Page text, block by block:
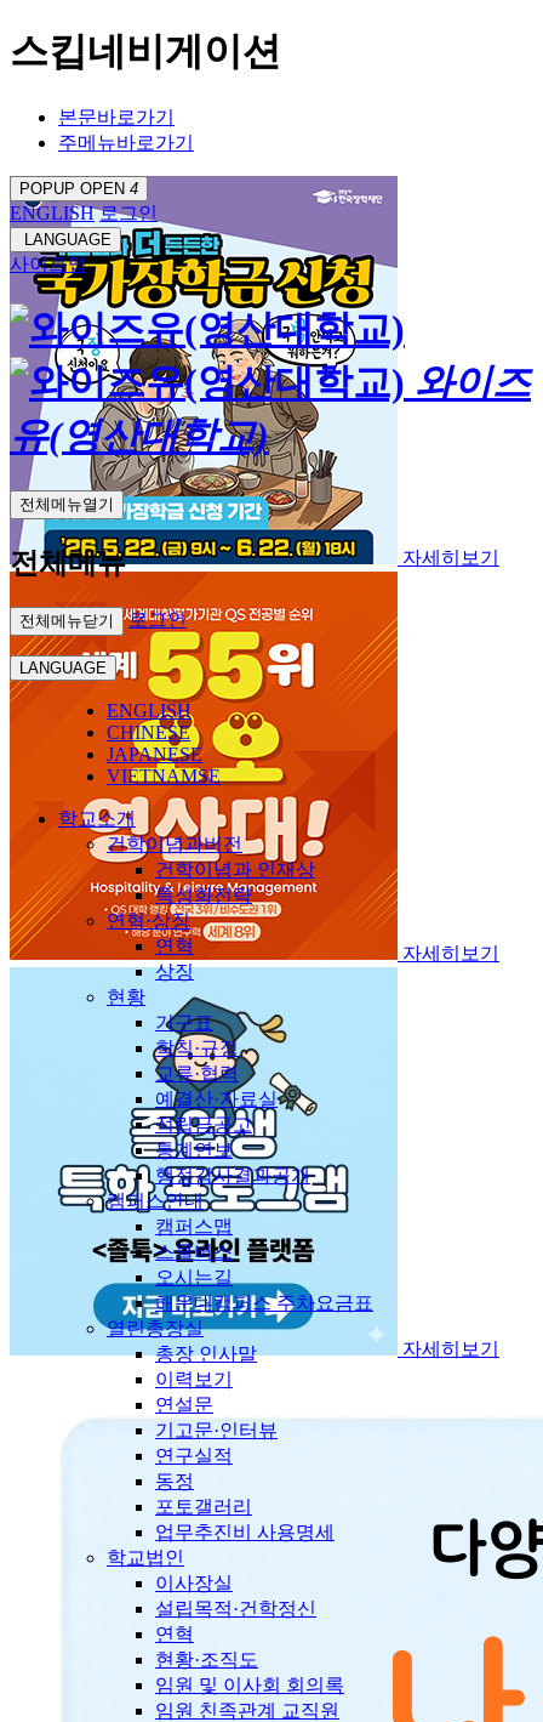
스킵네비게이션
본문바로가기
주메뉴바로가기
자세히보기
자세히보기
자세히보기
POPUP OPEN 4
ENGLISH 로그인
LANGUAGE
사이트맵
와이즈
유(영산대학교)
전체메뉴열기
전체메뉴
전체메뉴닫기 로그인
LANGUAGE
ENGLISH
CHINESE
JAPANESE
VIETNAMSE
학교소개
건학이념과비전
건학이념과 인재상
특성화전략
연혁·상징
연혁
상징
현황
기구표
학칙·규정
교류·협력
예결산·자료실
적립금공고
통계연보
행정감사결과공개
캠퍼스안내
캠퍼스맵
스쿨버스
오시는길
해운대캠퍼스 주차요금표
열린총장실
총장 인사말
이력보기
연설문
기고문·인터뷰
연구실적
동정
포토갤러리
업무추진비 사용명세
학교법인
이사장실
설립목적·건학정신
연혁
현황·조직도
임원 및 이사회 회의록
임원 친족관계 교직원